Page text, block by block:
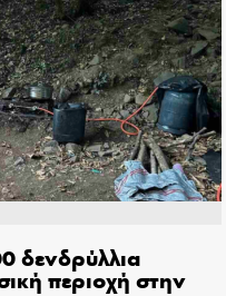
δενδρύλλια
περιοχή στην